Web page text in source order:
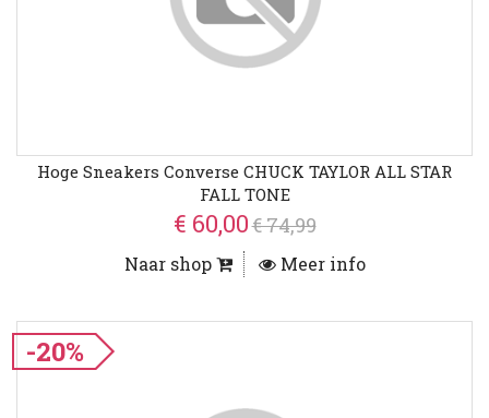
Hoge Sneakers Converse CHUCK TAYLOR ALL STAR
FALL TONE
€ 60,00€ 74,99
Naar shop Meer info
-20%